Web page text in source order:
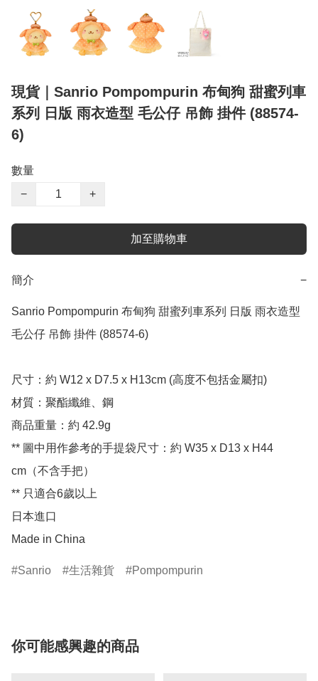
現貨｜Sanrio Pompompurin 布甸狗 甜蜜列車
系列 日版 雨衣造型 毛公仔 吊飾 掛件 (88574-
6)
數量
−
+
加至購物車
簡介 −
Sanrio Pompompurin 布甸狗 甜蜜列車系列 日版 雨衣造型
毛公仔 吊飾 掛件 (88574-6)
尺寸：約 W12 x D7.5 x H13cm (高度不包括金屬扣)
材質：聚酯纖維、鋼
商品重量：約 42.9g
** 圖中用作參考的手提袋尺寸：約 W35 x D13 x H44
cm（不含手把）
** 只適合6歲以上
日本進口
Made in China
Sanrio 生活雜貨 Pompompurin
你可能感興趣的商品